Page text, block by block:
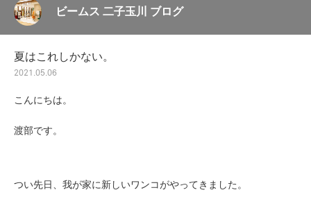
ビームス 二子玉川 ブログ
夏はこれしかない。
2021.05.06
こんにちは。
渡部です。
つい先日、我が家に新しいワンコがやってきました。